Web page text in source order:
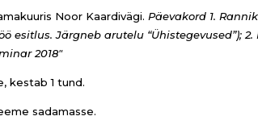
Noor Kaardivägi. Päevakord 1.
esitlus. Järgneb arutelu “Ühistegevused”); 2.
2018″
kestab 1 tund.
sadamasse.